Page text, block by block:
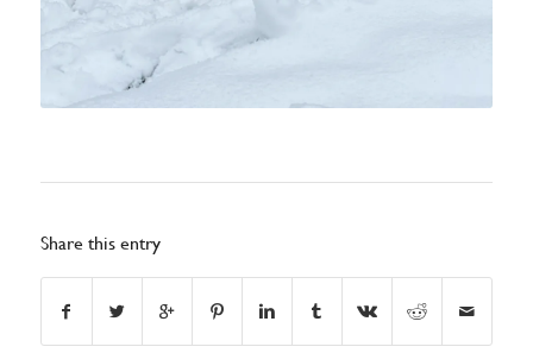
Share this entry